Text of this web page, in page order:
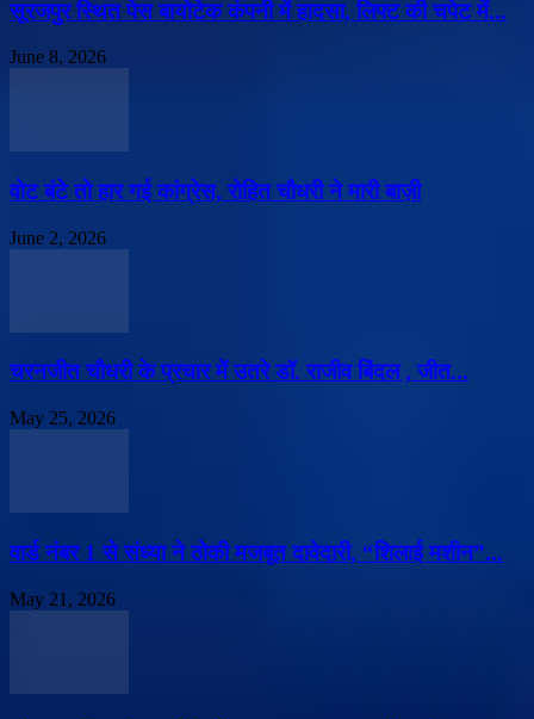
सूरजपुर स्थित पेस बायोटेक कंपनी में हादसा, लिफ्ट की चपेट में...
June 8, 2026
वोट बंटे तो हार गई कांग्रेस, रोहित चौधरी ने मारी बाज़ी
June 2, 2026
चरनजीत चौधरी के प्रचार में उतरे डॉ. राजीव बिंदल , जीत...
May 25, 2026
वार्ड नंबर 1 से संध्या ने ठोकी मजबूत दावेदारी, “शिलाई मशीन”...
May 21, 2026